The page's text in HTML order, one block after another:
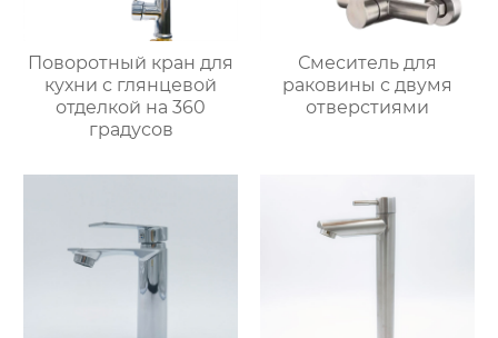
Поворотный кран для
кухни с глянцевой
отделкой на 360
градусов
Смеситель для
раковины с двумя
отверстиями